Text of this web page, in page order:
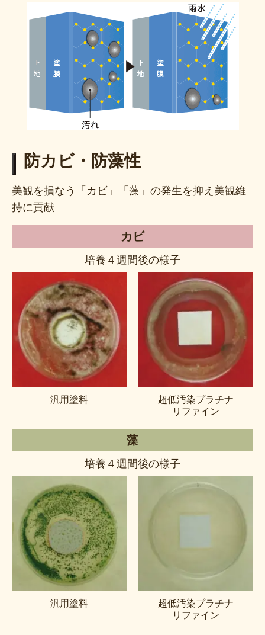
防カビ・防藻性
美観を損なう「カビ」「藻」の発生を抑え 美観維
持に貢献
カビ
培養４週間後の様子
汎用塗料
超低汚染プラチナ
リファイン
藻
培養４週間後の様子
汎用塗料
超低汚染プラチナ
リファイン